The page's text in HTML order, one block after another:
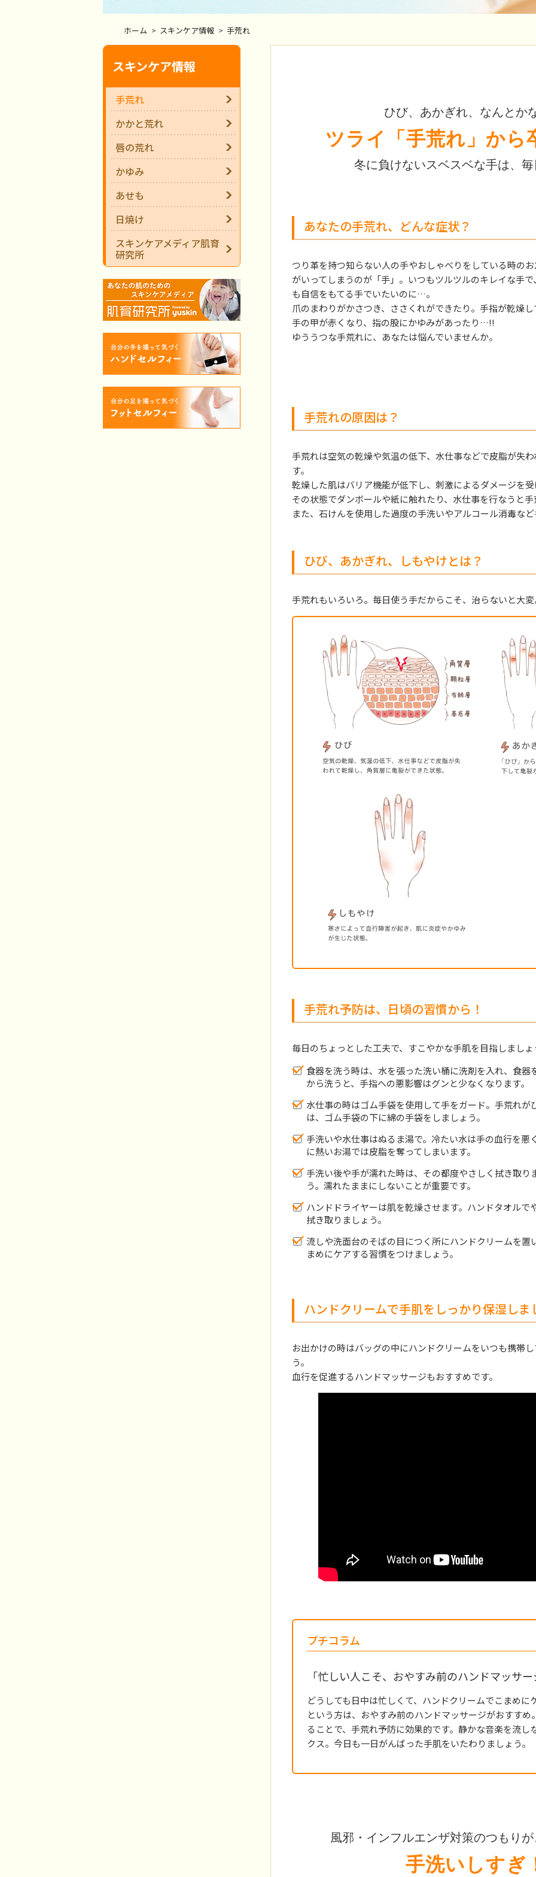
ホーム > スキンケア情報 > 手荒れ
ひび、あかぎれ、なんとか
ツライ「手荒れ」から
冬に負けないスベスベな手は、
あなたの手荒れ、どんな症状？
つり革を持つ知らない人の手やおしゃべりをしている時の
がいってしまうのが「手」。いつもツルツルのキレイな手
も自信をもてる手でいたいのに…。
爪のまわりがかさつき、ささくれができたり。手指が乾燥
手の甲が赤くなり、指の股にかゆみがあったり…!!
ゆううつな手荒れに、あなたは悩んでいませんか。
手荒れの原因は？
手荒れは空気の乾燥や気温の低下、水仕事などで皮脂が失
す。
乾燥した肌はバリア機能が低下し、刺激によるダメージを
その状態でダンボールや紙に触れたり、水仕事を行なうと
また、石けんを使用した過度の手洗いやアルコール消毒な
ひび、あかぎれ、しもやけとは？
手荒れもいろいろ。毎日使う手だからこそ、治らないと大
手荒れ予防は、日頃の習慣から！
毎日のちょっとした工夫で、すこやかな手肌を目指しましょ
食器を洗う時は、水を張った洗い桶に洗剤を入れ、食器
から洗うと、手指への悪影響はグンと少なくなります。
水仕事の時はゴム手袋を使用して手をガード。手荒れが
は、ゴム手袋の下に綿の手袋をしましょう。
手洗いや水仕事はぬるま湯で。冷たい水は手の血行を悪
に熱いお湯では皮脂を奪ってしまいます。
手洗い後や手が濡れた時は、その都度やさしく拭き取り
う。濡れたままにしないことが重要です。
ハンドドライヤーは肌を乾燥させます。ハンドタオルで
拭き取りましょう。
流しや洗面台のそばの目につく所にハンドクリームを置
まめにケアする習慣をつけましょう。
ハンドクリームで手肌をしっかり保湿しま
お出かけの時はバッグの中にハンドクリームをいつも携帯
う。
血行を促進するハンドマッサージもおすすめです。
プチコラム
「忙しい人こそ、おやすみ前のハンドマッサ
どうしても日中は忙しくて、ハンドクリームでこまめ
という方は、おやすみ前のハンドマッサージがおすすめ
ることで、手荒れ予防に効果的です。静かな音楽を流し
クス。今日も一日がんばった手肌をいたわりましょう。
風邪・インフルエンザ対策のつもり
手洗いしすぎ
スキンケア情報
手荒れ
かかと荒れ
唇の荒れ
かゆみ
あせも
日焼け
スキンケアメディア肌育
研究所